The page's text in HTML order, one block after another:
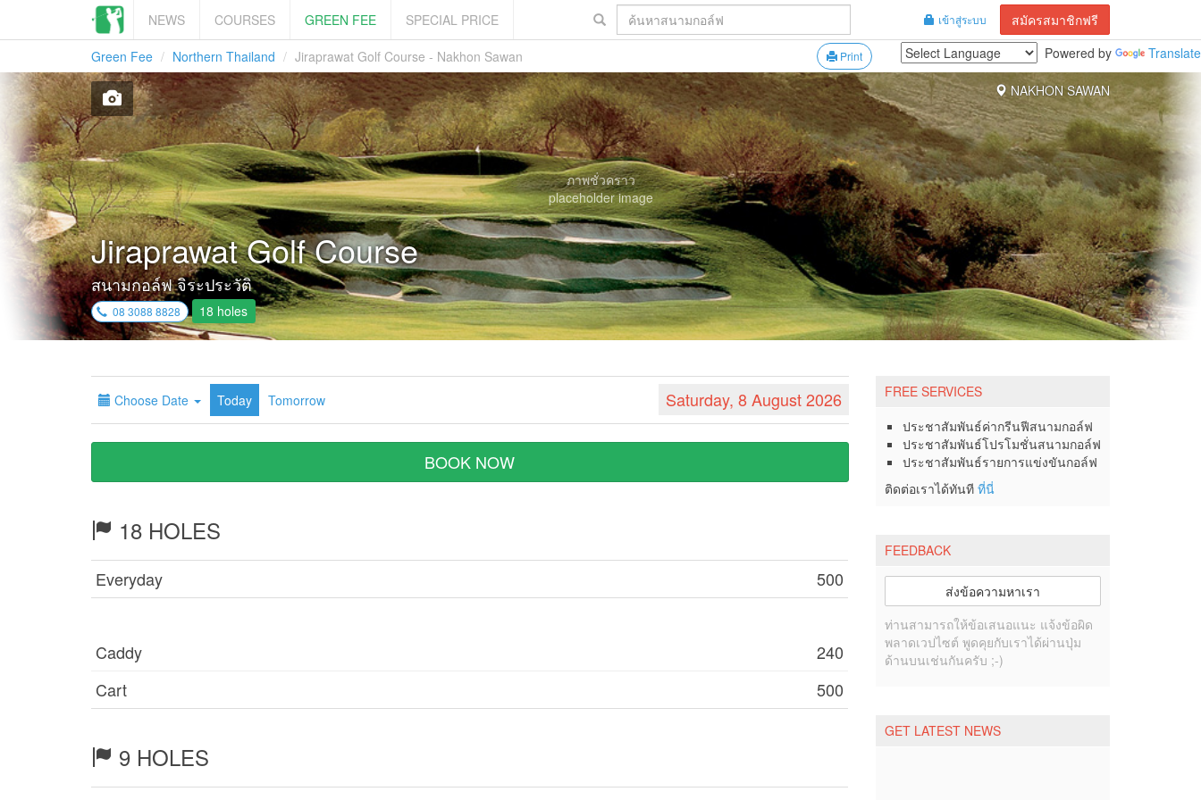
เข้าสู่ระบบ สมัครสมาชิกฟรี
NEWS COURSES GREEN FEE
SPECIAL PRICE
Powered by
Translate
Print
Green Fee Northern Thailand
Jiraprawat Golf Course - Nakhon Sawan
NAKHON SAWAN
ภาพชั่วคราว
placeholder image
Jiraprawat Golf Course
สนามกอล์ฟ จิระประวัติ
08 3088 8828 18 holes
Choose Date Today Tomorrow Saturday, 8 August 2026
BOOK NOW
18 HOLES
Everyday 500
Caddy
240
Cart
500
9 HOLES
FREE SERVICES
ประชาสัมพันธ์ค่ากรีนฟีสนามกอล์ฟ
ประชาสัมพันธ์โปรโมชั่นสนามกอล์ฟ
ประชาสัมพันธ์รายการแข่งขันกอล์ฟ
ติดต่อเราได้ทันที ที่นี่
FEEDBACK
ส่งข้อความหาเรา
ท่านสามารถให้ข้อเสนอแนะ แจ้งข้อผิด
พลาดเวปไซต์ พูดคุยกับเราได้ผ่านปุ่ม
ด้านบนเช่นกันครับ ;-)
GET LATEST NEWS